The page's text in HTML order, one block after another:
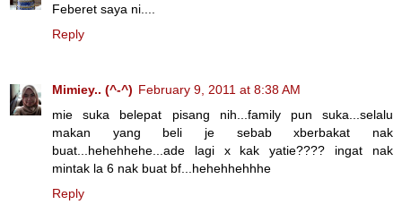
Feberet saya ni....
Reply
Mimiey.. (^-^) February 9, 2011 at 8:38 AM
mie suka belepat pisang nih...family pun suka...selalu
makan yang beli je sebab xberbakat nak
buat...hehehhehe...ade lagi x kak yatie???? ingat nak
mintak la 6 nak buat bf...hehehhehhhe
Reply